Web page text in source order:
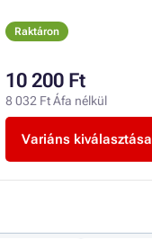
Raktáron
10 200 Ft
8 032 Ft Áfa nélkül
Variáns kiválasztása